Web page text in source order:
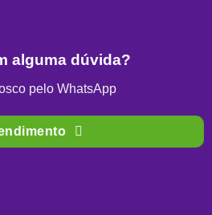
alguma dúvida?
pelo WhatsApp